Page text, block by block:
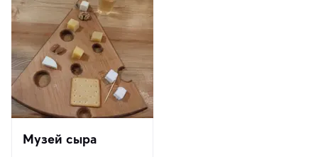
Музей сыра